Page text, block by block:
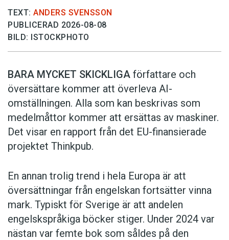
TEXT: ANDERS SVENSSON
PUBLICERAD 2026-08-08
BILD: ISTOCKPHOTO
BARA MYCKET SKICKLIGA författare och
översättare ­kommer att överleva AI-
omställningen. Alla som kan beskrivas som
medelmåttor kommer att ersättas av maskiner.
Det visar en rapport från det EU-finansierade
projektet Thinkpub.
En annan trolig trend i hela Europa är att
översättningar från engelskan fortsätter vinna
mark. Typiskt för Sverige är att andelen
engelskspråkiga böcker stiger. Under 2024 var
nästan var femte bok som såldes på den